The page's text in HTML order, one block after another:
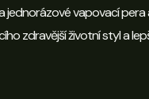
jednorázové vapovací
zdravější životní styl a